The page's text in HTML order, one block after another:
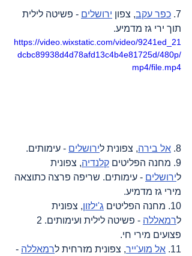
7. כפר עקב, צפון ירושלים - פשיטה לילית
תוך ירי גז מדמיע.
https://video.wixstatic.com/video/9241ed_21
dcbc89938d4d78afd13c4b4e81725d/480p/
mp4/file.mp4
8. אל בירה, צפונית לירושלים - עימותים.
9. מחנה הפליטים
קלנדיה, צפונית
לירושלים - עימותים. שריפה פרצה כתוצאה
מירי גז מדמיע.
10. מחנה הפליטים
ג'ילזון, צפונית
לרמאללה
פצועים מירי חי.
11. אל מוע'ייר, צפונית מזרחית לרמאללה -